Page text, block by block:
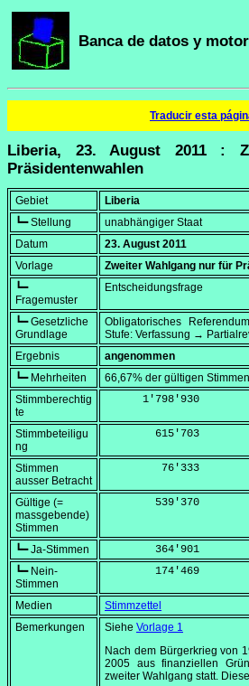
Banca de datos y
Traducir esta
Liberia, 23. August 2011 :
Präsidentenwahlen
Gebiet
Liberia
┗━ Stellung
unabhängiger Staat
Datum
23. August 2011
Vorlage
Zweiter Wahlgang nur für
┗━
Fragemuster
Entscheidungsfrage
┗━ Gesetzliche
Grundlage
Obligatorisches
Stufe: Verfassung →
Ergebnis
angenommen
┗━ Mehrheiten
66,67% der gültigen Stimmen
Stimmberechtig
te
      1'798'930
Stimmbeteiligu
ng
        615'703
Stimmen
ausser Betracht
         76'333
Gültige (=
massgebende)
Stimmen
        539'370
┗━ Ja-Stimmen
        364'901
┗━ Nein-
Stimmen
        174'469
Medien
Stimmzettel
Bemerkungen
Siehe Vorlage 1
Nach dem Bürgerkrieg von
2005 aus finanziellen
zweiter Wahlgang statt.